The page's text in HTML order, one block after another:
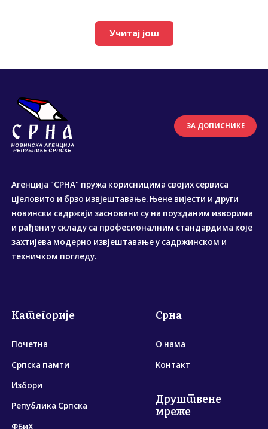
Учитај још
ЗА ДОПИСНИКЕ
Агенција "СРНА" пружа корисницима својих сервиса
цјеловито и брзо извјештавање. Њене вијести и други
новински садржаји засновани су на поузданим изворима
и рађени у складу са професионалним стандардима које
захтијева модерно извјештавање у садржинском и
техничком погледу.
Категорије
Почетна
Српска памти
Избори
Република Српска
ФБиХ
Срна
О нама
Контакт
Друштвене
мреже